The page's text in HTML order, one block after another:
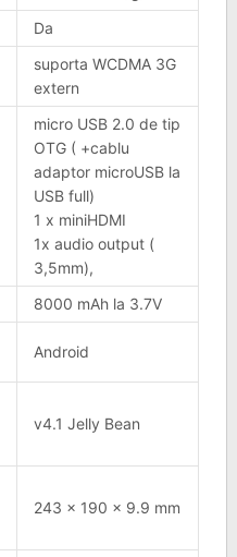
Da
suporta WCDMA 3G
extern
micro USB 2.0 de tip
OTG ( +cablu
adaptor microUSB la
USB full)
1 x miniHDMI
1x audio output (
3,5mm),
8000 mAh la 3.7V
Android
v4.1 Jelly Bean
243 x 190 x 9.9 mm